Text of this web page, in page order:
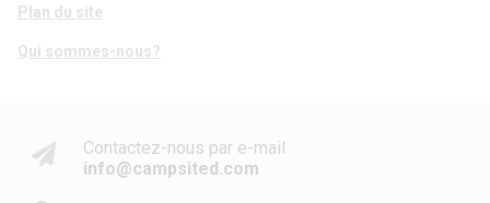
Plan du site
Qui sommes-nous?
Contactez-nous par e-mail
info@campsited.com